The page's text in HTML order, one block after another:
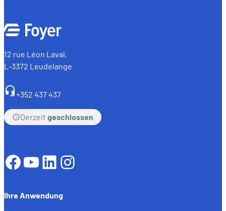
12 rue Léon Laval,
L-3372 Leudelange
+352 437 437
Derzeit geschlossen
Facebook
YouTube
LinkedIn
Instagram
Ihre Anwendung